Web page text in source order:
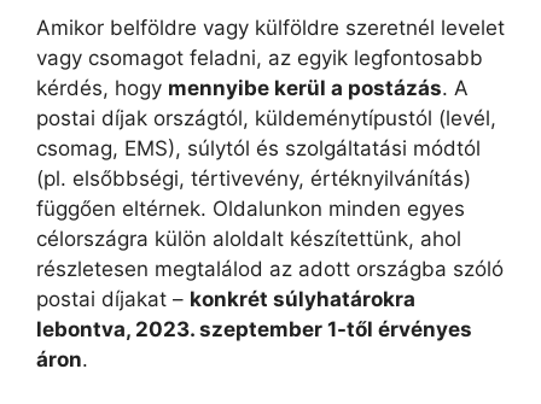
Amikor belföldre vagy külföldre szeretnél levelet
vagy csomagot feladni, az egyik legfontosabb
kérdés, hogy mennyibe kerül a postázás. A
postai díjak országtól, küldeménytípustól (levél,
csomag, EMS), súlytól és szolgáltatási módtól
(pl. elsőbbségi, tértivevény, értéknyilvánítás)
függően eltérnek. Oldalunkon minden egyes
célországra külön aloldalt készítettünk, ahol
részletesen megtalálod az adott országba szóló
postai díjakat – konkrét súlyhatárokra
lebontva, 2023. szeptember 1-től érvényes
áron.